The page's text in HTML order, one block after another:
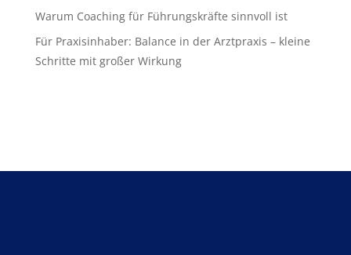
Warum Coaching für Führungskräfte sinnvoll ist
Für Praxisinhaber: Balance in der Arztpraxis – kleine
Schritte mit großer Wirkung